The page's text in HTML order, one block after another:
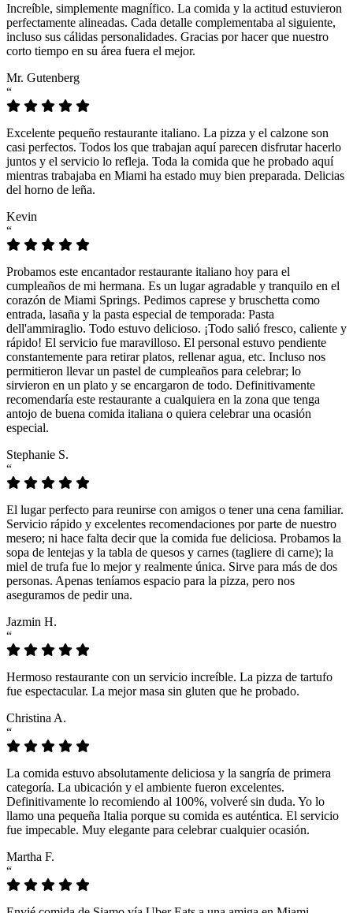
Increíble, simplemente magnífico. La comida y la actitud estuvieron
perfectamente alineadas. Cada detalle complementaba al siguiente,
incluso sus cálidas personalidades. Gracias por hacer que nuestro
corto tiempo en su área fuera el mejor.
Mr. Gutenberg
“
Excelente pequeño restaurante italiano. La pizza y el calzone son
casi perfectos. Todos los que trabajan aquí parecen disfrutar hacerlo
juntos y el servicio lo refleja. Toda la comida que he probado aquí
mientras trabajaba en Miami ha estado muy bien preparada. Delicias
del horno de leña.
Kevin
“
Probamos este encantador restaurante italiano hoy para el
cumpleaños de mi hermana. Es un lugar agradable y tranquilo en el
corazón de Miami Springs. Pedimos caprese y bruschetta como
entrada, lasaña y la pasta especial de temporada: Pasta
dell'ammiraglio. Todo estuvo delicioso. ¡Todo salió fresco, caliente y
rápido! El servicio fue maravilloso. El personal estuvo pendiente
constantemente para retirar platos, rellenar agua, etc. Incluso nos
permitieron llevar un pastel de cumpleaños para celebrar; lo
sirvieron en un plato y se encargaron de todo. Definitivamente
recomendaría este restaurante a cualquiera en la zona que tenga
antojo de buena comida italiana o quiera celebrar una ocasión
especial.
Stephanie S.
“
El lugar perfecto para reunirse con amigos o tener una cena familiar.
Servicio rápido y excelentes recomendaciones por parte de nuestro
mesero; ni hace falta decir que la comida fue deliciosa. Probamos la
sopa de lentejas y la tabla de quesos y carnes (tagliere di carne); la
miel de trufa fue lo mejor y realmente única. Sirve para más de dos
personas. Apenas teníamos espacio para la pizza, pero nos
aseguramos de pedir una.
Jazmin H.
“
Hermoso restaurante con un servicio increíble. La pizza de tartufo
fue espectacular. La mejor masa sin gluten que he probado.
Christina A.
“
La comida estuvo absolutamente deliciosa y la sangría de primera
categoría. La ubicación y el ambiente fueron excelentes.
Definitivamente lo recomiendo al 100%, volveré sin duda. Yo lo
llamo una pequeña Italia porque su comida es auténtica. El servicio
fue impecable. Muy elegante para celebrar cualquier ocasión.
Martha F.
“